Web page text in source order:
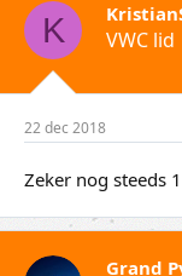
K VWC lid
22 dec 2018
Zeker nog steeds
Grand